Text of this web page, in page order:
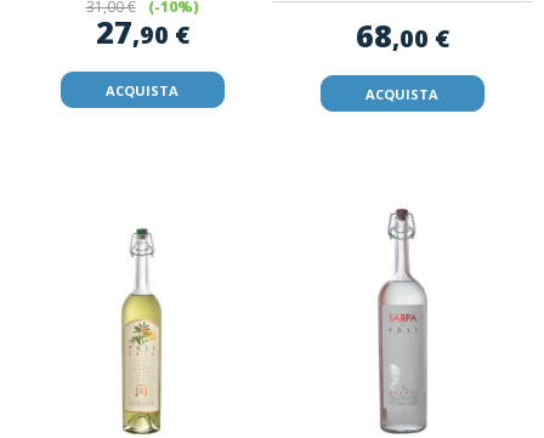
31,00 € (-10%)
27,90 €
ACQUISTA
68,00 €
ACQUISTA